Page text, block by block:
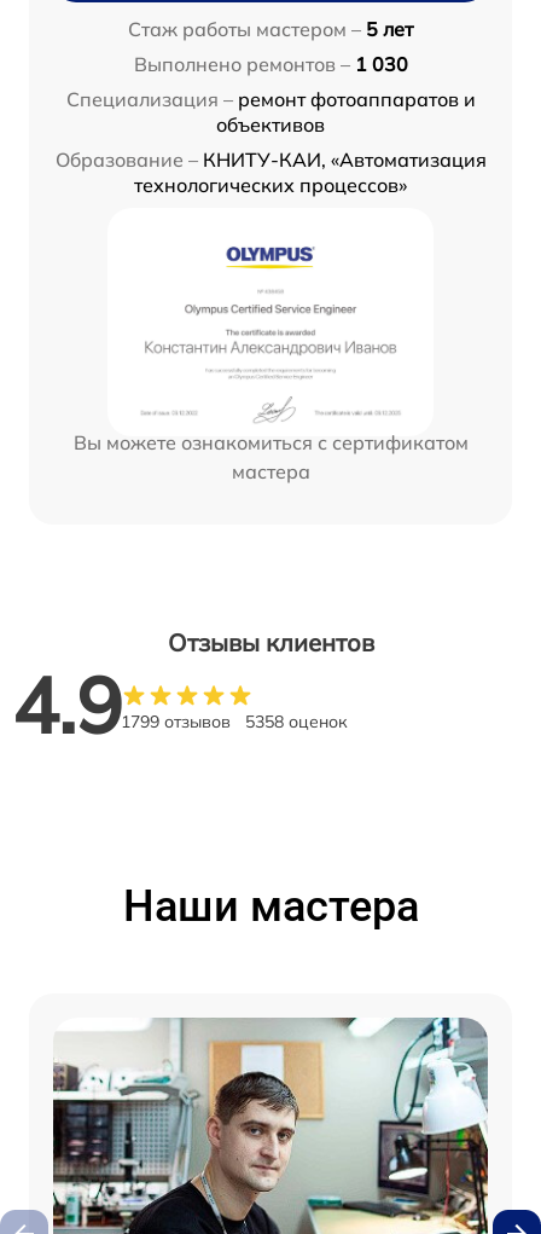
Стаж работы мастером – 5 лет
Выполнено ремонтов – 1 030
Специализация – ремонт фотоаппаратов и
объективов
Образование – КНИТУ-КАИ, «Автоматизация
технологических процессов»
Вы можете ознакомиться с сертификатом
мастера
Отзывы клиентов
4.91799 отзывов 5358 оценок
Наши мастера